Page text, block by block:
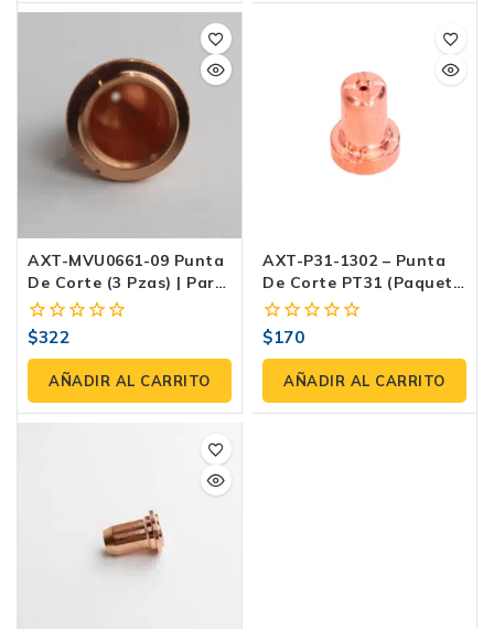
AXT-MVU0661-09 Punta
De Corte (3 Pzas) | Para
Antorcha SG-55 –
Profesional
0
fuera
5
$322
AÑADIR AL CARRITO
AXT-P31-1302 – Punta
De Corte PT31 (paquete
3 Pzas)
0
fuera
5
$170
AÑADIR AL CARRITO